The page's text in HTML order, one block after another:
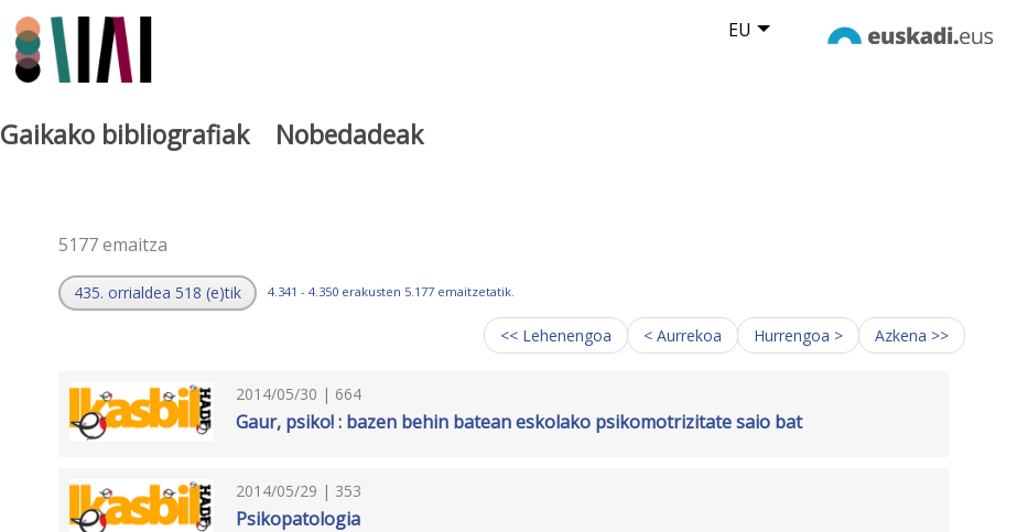
EU
Gaikako bibliografiak Nobedadeak
5177 emaitza
435. orrialdea 518 (e)tik 4.341 - 4.350 erakusten 5.177 emaitzetatik.
<< Lehenengoa < Aurrekoa Hurrengoa > Azkena >>
2014/05/30 | 664
Gaur, psiko! : bazen behin batean eskolako psikomotrizitate saio bat
2014/05/29 | 353
Psikopatologia